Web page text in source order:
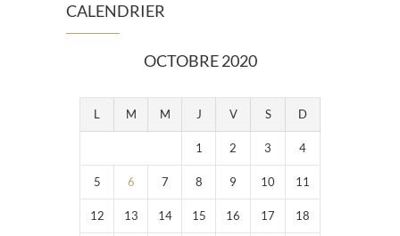
CALENDRIER
OCTOBRE 2020
L M M J V S D
1 2 3 4
5 6 7 8 9 10 11
12 13 14 15 16 17 18